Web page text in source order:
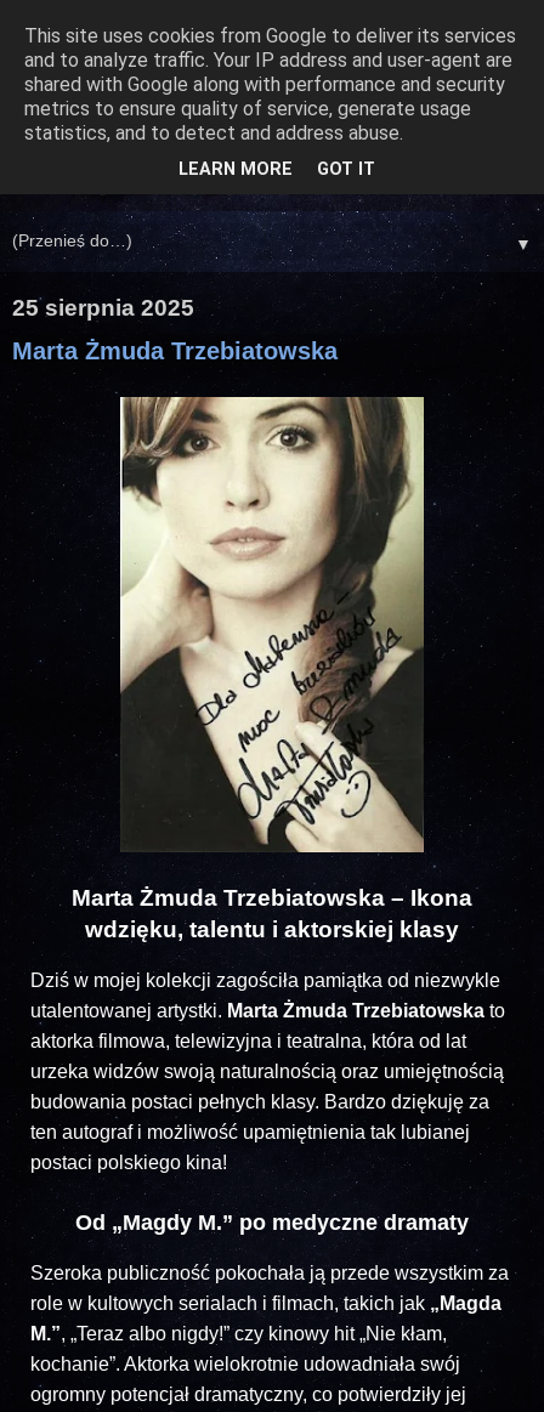
▼
25 sierpnia 2025
Marta Żmuda Trzebiatowska
Marta Żmuda Trzebiatowska – Ikona
wdzięku, talentu i aktorskiej klasy
Dziś w mojej kolekcji zagościła pamiątka od niezwykle
utalentowanej artystki. Marta Żmuda Trzebiatowska to
aktorka filmowa, telewizyjna i teatralna, która od lat
urzeka widzów swoją naturalnością oraz umiejętnością
budowania postaci pełnych klasy. Bardzo dziękuję za
ten autograf i możliwość upamiętnienia tak lubianej
postaci polskiego kina!
Od „Magdy M.” po medyczne dramaty
Szeroka publiczność pokochała ją przede wszystkim za
role w kultowych serialach i filmach, takich jak „Magda
M.”, „Teraz albo nigdy!” czy kinowy hit „Nie kłam,
kochanie”. Aktorka wielokrotnie udowadniała swój
ogromny potencjał dramatyczny, co potwierdziły jej
This site uses cookies from Google to deliver its services
and to analyze traffic. Your IP address and user-agent are
shared with Google along with performance and security
metrics to ensure quality of service, generate usage
statistics, and to detect and address abuse.
LEARN MORE GOT IT